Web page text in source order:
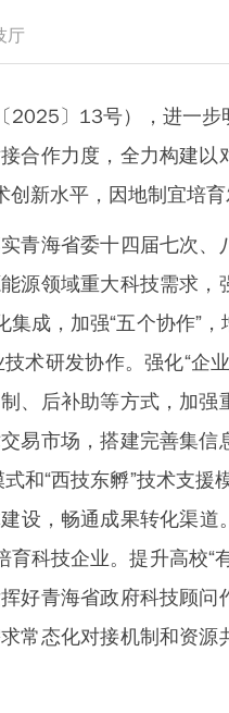
厅
〕13号），进一步
合作力度，全力构建以
新水平，因地制宜培育
海省委十四届七次、
源领域重大科技需求，
成，加强“五个协作”
术研发协作。强化“企
、后补助等方式，加强
易市场，搭建完善集信
和“西技东孵”技术支援
设，畅通成果转化渠道
科技企业。提升高校“
好青海省政府科技顾问
常态化对接机制和资源